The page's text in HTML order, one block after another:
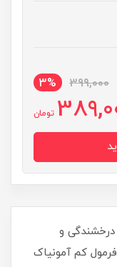
399,000
3%
تومان
و
کم‌ آمونیاک